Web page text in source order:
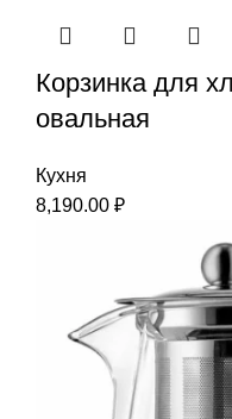
Корзинка для
овальная
Кухня
8,190.00 ₽